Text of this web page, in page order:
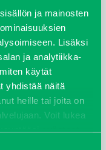
ja mainosten
Lisäksi
ja analytiikka-
käytät
yhdistää näitä
heille tai joita on
Voit lukea
evästeet